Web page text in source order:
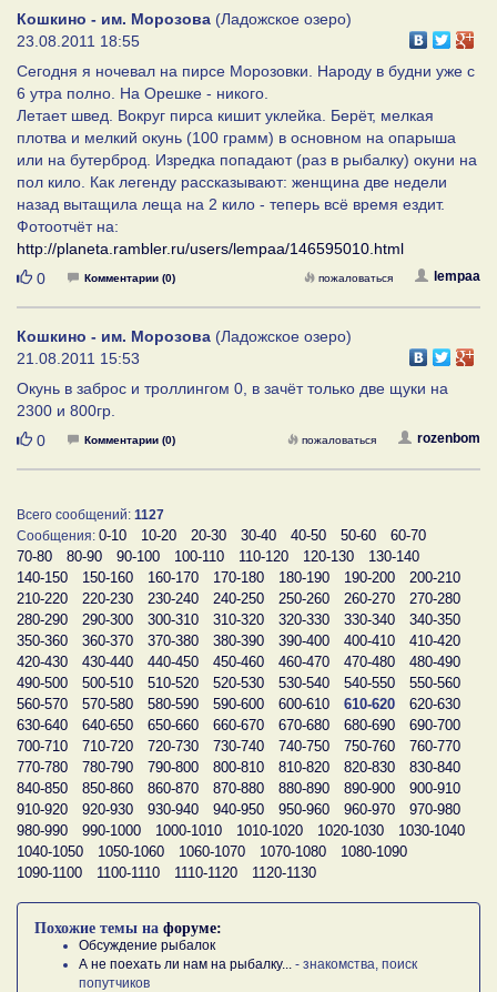
Кошкино - им. Морозова (Ладожское озеро)
23.08.2011 18:55
Сегодня я ночевал на пирсе Морозовки. Народу в будни уже с
6 утра полно. На Орешке - никого.
Летает швед. Вокруг пирса кишит уклейка. Берёт, мелкая
плотва и мелкий окунь (100 грамм) в основном на опарыша
или на бутерброд. Изредка попадают (раз в рыбалку) окуни на
пол кило. Как легенду рассказывают: женщина две недели
назад вытащила леща на 2 кило - теперь всё время ездит.
Фотоотчёт на:
http://planeta.rambler.ru/users/lempaa/146595010.html
Нравится
0 Комментарии (0) lempaa
пожаловаться
Кошкино - им. Морозова (Ладожское озеро)
21.08.2011 15:53
Окунь в заброс и троллингом 0, в зачёт только две щуки на
2300 и 800гр.
Нравится
0 Комментарии (0) rozenbom
пожаловаться
Всего сообщений: 1127
Сообщения: 0-10 10-20 20-30 30-40 40-50 50-60
60-70
70-80
80-90 90-100 100-110 110-120 120-130
130-140
140-150
150-160 160-170 170-180 180-190 190-200
200-210
210-220
220-230 230-240 240-250 250-260 260-270
270-280
280-290
290-300 300-310 310-320 320-330 330-340
340-350
350-360
360-370 370-380 380-390 390-400 400-410
410-420
420-430
430-440 440-450 450-460 460-470 470-480
480-490
490-500
500-510 510-520 520-530 530-540 540-550
550-560
560-570
570-580 580-590 590-600 600-610 610-620
620-630
630-640
640-650 650-660 660-670 670-680 680-690
690-700
700-710
710-720 720-730 730-740 740-750 750-760
760-770
770-780
780-790 790-800 800-810 810-820 820-830
830-840
840-850
850-860 860-870 870-880 880-890 890-900
900-910
910-920
920-930 930-940 940-950 950-960 960-970
970-980
980-990
990-1000 1000-1010 1010-1020 1020-1030
1030-1040
1040-1050
1050-1060 1060-1070 1070-1080
1080-1090
1090-1100
1100-1110 1110-1120 1120-1130
Похожие темы на форуме:
Обсуждение рыбалок
А не поехать ли нам на рыбалку...
- знакомства, поиск
попутчиков